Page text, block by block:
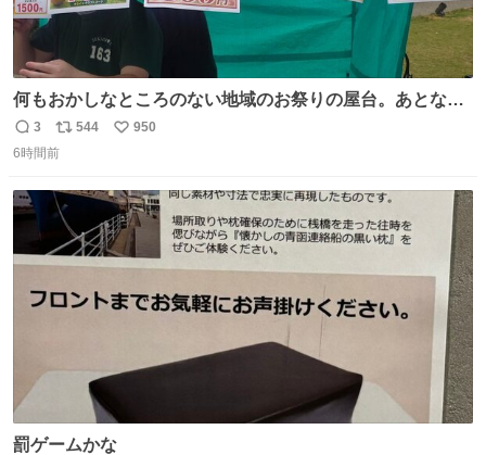
何もおかしなところのない地域のお祭りの屋台。あとなん
か割と聞き馴染みのあるBGMが流れてます #関広見まつり
#関広見まつり2026
返
信
3
リ
ポ
ト
数
544
い
数
950
6時間前
罰ゲームかな